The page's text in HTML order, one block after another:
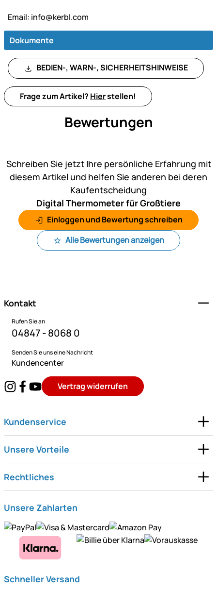
Email: info@kerbl.com
Dokumente
BEDIEN-, WARN-, SICHERHEITSHINWEISE
Frage zum Artikel? Hierstellen!
Bewertungen
Schreiben Sie jetzt Ihre persönliche Erfahrung mit
diesem Artikel und helfen Sie anderen bei deren
Kaufentscheidung
Digital Thermometer für Großtiere
Einloggen und Bewertung schreiben
Alle Bewertungen anzeigen
Kontakt
Rufen Sie an
04847 - 8068 0
Senden Sie uns eine Nachricht
Kundencenter
Vertrag widerrufen
Kundenservice
Unsere Vorteile
Rechtliches
Unsere Zahlarten
Schneller Versand